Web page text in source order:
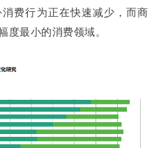
费行为正在快速减少，而商
度最小的消费领域。